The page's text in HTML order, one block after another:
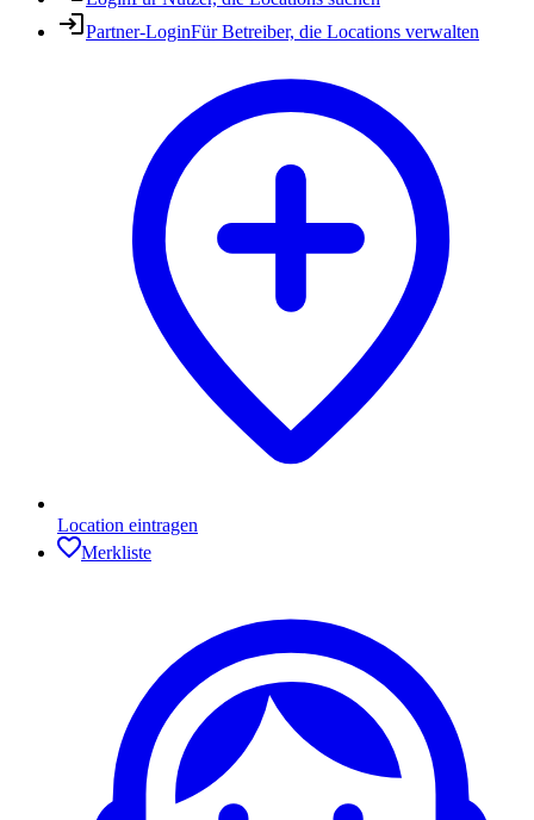
Partner-LoginFür Betreiber, die Locations verwalten
Location eintragen
Merkliste